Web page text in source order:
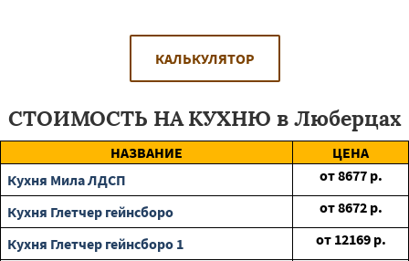
КАЛЬКУЛЯТОР
СТОИМОСТЬ НА КУХНЮ в Люберцах
НАЗВАНИЕ
ЦЕНА
Кухня Мила ЛДСП
от8677 р.
Кухня Глетчер гейнсборо
от8672 р.
Кухня Глетчер гейнсборо 1
от 12169 р.